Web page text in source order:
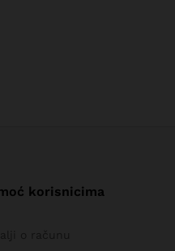
korisnicima